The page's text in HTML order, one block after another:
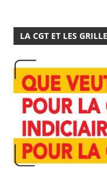
LA CGT ET LES